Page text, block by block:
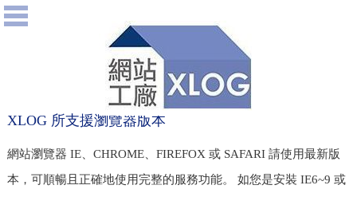
XLOG 所支援瀏覽器版本
網站瀏覽器 IE、CHROME、FIREFOX 或 SAFARI 請使用最新版
本，可順暢且正確地使用完整的服務功能。 如您是安裝 IE6~9 或